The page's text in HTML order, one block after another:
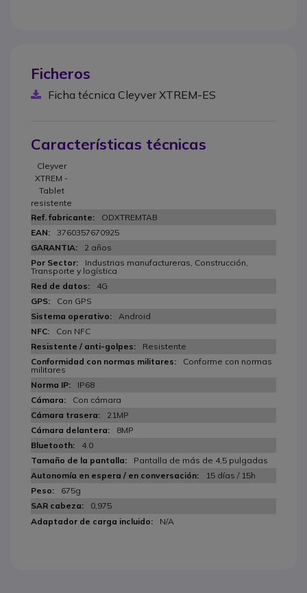
Ficheros
Ficha técnica Cleyver XTREM-ES
Características técnicas
Cleyver
XTREM -
Tablet
resistente
ODXTREMTAB
3760357670925
2 años
Industrias manufactureras, Construcción,
Transporte y logística
4G
Con GPS
Android
Con NFC
Resistente
Conforme con normas
militares
IP68
Con cámara
21MP
8MP
4.0
Pantalla de más de 4,5 pulgadas
15 días / 15h
675g
0,975
N/A